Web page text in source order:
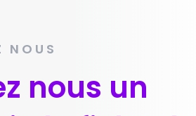
NOUS
nous un